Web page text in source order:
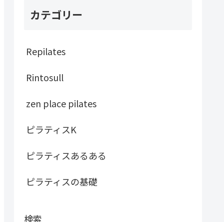
カテゴリー
Repilates
Rintosull
zen place pilates
ピラティスK
ピラティスあるある
ピラティスの基礎
検索